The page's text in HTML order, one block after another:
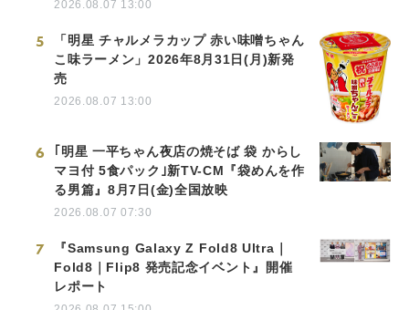
2026.08.07 13:00
5
「明星 チャルメラカップ 赤い味噌ちゃん
こ味ラーメン」2026年8月31日(月)新発
売
2026.08.07 13:00
6
｢明星 一平ちゃん夜店の焼そば 袋 からし
マヨ付 5食パック｣新TV-CM『袋めんを作
る男篇』8月7日(金)全国放映
2026.08.07 07:30
7
『Samsung Galaxy Z Fold8 Ultra｜
Fold8｜Flip8 発売記念イベント』開催
レポート